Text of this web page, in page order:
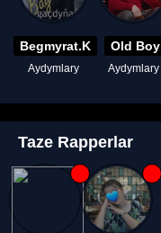
Begmyrat.K
Aydymlary
Old Boy
Aydymlary
Taze Rapperlar